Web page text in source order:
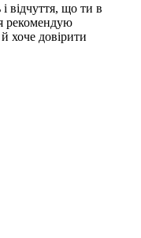
відчуття, що ти в
рекомендую
хоче довірити